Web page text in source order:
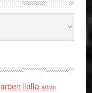
arben llalla asllan